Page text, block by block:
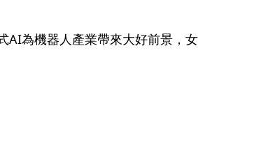
AI為機器人產業帶來大好前景，女